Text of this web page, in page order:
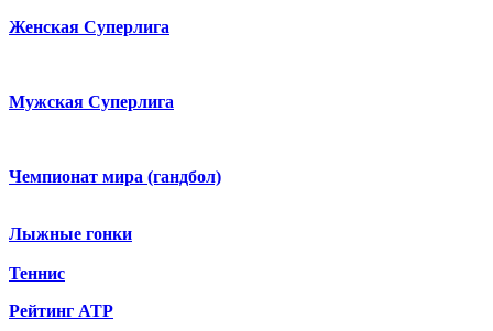
Женская Суперлига
Мужская Суперлига
Чемпионат мира (гандбол)
Лыжные гонки
Теннис
Рейтинг ATP